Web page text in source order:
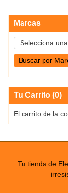
Marcas
Tu Carrito (0)
El carrito de la
Tu tienda de